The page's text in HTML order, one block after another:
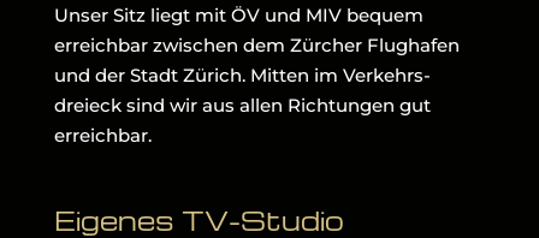
Unser Sitz liegt mit ÖV und MIV bequem
erreichbar zwischen dem Zürcher Flughafen
und der Stadt Zürich. Mitten im Verkehrs-
dreieck sind wir aus allen Richtungen gut
erreichbar.
Eigenes TV-Studio